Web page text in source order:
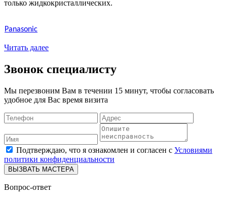
только жидкокристаллических.
Panasonic
Читать далее
Звонок специалисту
Мы перезвоним Вам в течении 15 минут, чтобы согласовать
удобное для Вас время визита
Подтверждаю, что я ознакомлен и согласен с Условиями
политики конфиденциальности
ВЫЗВАТЬ МАСТЕРА
Вопрос-ответ